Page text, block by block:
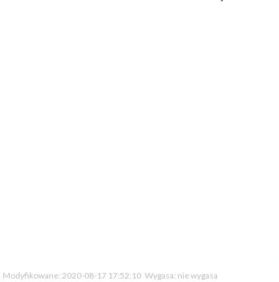
Modyfikowane: 2020-08-17 17:52:10 Wygasa: nie wygasa